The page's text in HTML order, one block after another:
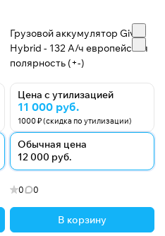
Грузовой аккумулятор Giver
Hybrid - 132 А/ч европейская
полярность (+-)
Цена с утилизацией
11 000 руб.
1000 ₽ (скидка по утилизации)
Обычная цена
12 000 руб.
0 0
В корзину